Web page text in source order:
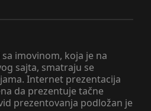
imovinom, koja je na
sajta, smatraju se
Internet prezentacija
da prezentuje tačne
prezentovanja podložan je